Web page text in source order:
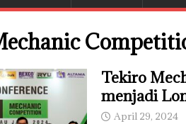
Tekiro
menjadi
April 29, 2024